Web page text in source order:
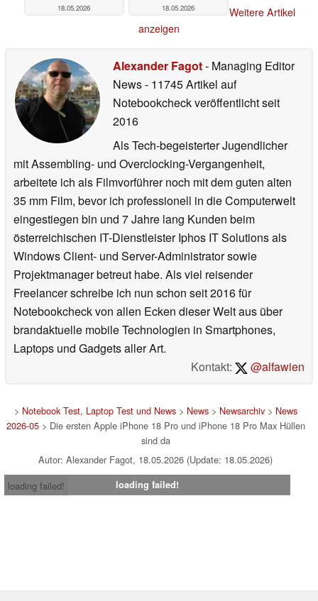
18.05.2026 18.05.2026
Weitere Artikel
anzeigen
Alexander Fagot- Managing Editor
News- 11745 Artikel auf
Notebookcheck veröffentlichtseit
2016
Als Tech-begeisterter Jugendlicher
mit Assembling- und Overclocking-Vergangenheit,
arbeitete ich als Filmvorführer noch mit dem guten alten
35 mm Film, bevor ich professionell in die Computerwelt
eingestiegen bin und 7 Jahre lang Kunden beim
österreichischen IT-Dienstleister Iphos IT Solutions als
Windows Client- und Server-Administrator sowie
Projektmanager betreut habe. Als viel reisender
Freelancer schreibe ich nun schon seit 2016 für
Notebookcheck von allen Ecken dieser Welt aus über
brandaktuelle mobile Technologien in Smartphones,
Laptops und Gadgets aller Art.
Kontakt:
@alfawien
> Notebook Test, Laptop Test und News> News> Newsarchiv> News
2026-05> Die ersten Apple iPhone 18 Pro und iPhone 18 Pro Max Hüllen
sind da
Autor: Alexander Fagot, 18.05.2026 (Update: 18.05.2026)
loading failed!
loading failed!